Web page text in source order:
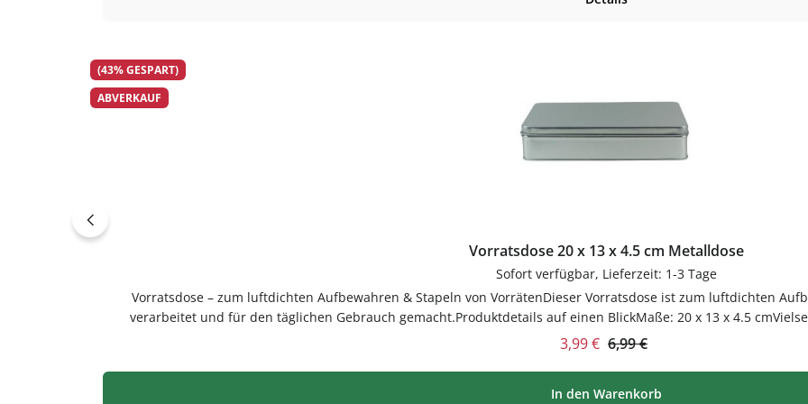
(43% GESPART)
ABVERKAUF
Vorratsdose 20 x 13 x 4.5 cm Metalldose
Sofort verfügbar, Lieferzeit: 1-3 Tage
Vorratsdose – zum luftdichten Aufbewahren & Stapeln von VorrätenDieser Vorratsdose ist zum luftdichten Aufbewahren & Stapeln von Vorräten. Hochwertig
verarbeitet und für den täglichen Gebrauch gemacht.Produktdetails auf einen BlickMaße: 20 x 13 x 4.5
luftdichten Aufbewahren von Kaffee, Tee, Mehl, Müsli und weiteren Vorräten.PflegehinweiseVor dem ersten
Verkaufspreis:
3,99 € Regulärer Preis:
6,99 €
In den Warenkorb